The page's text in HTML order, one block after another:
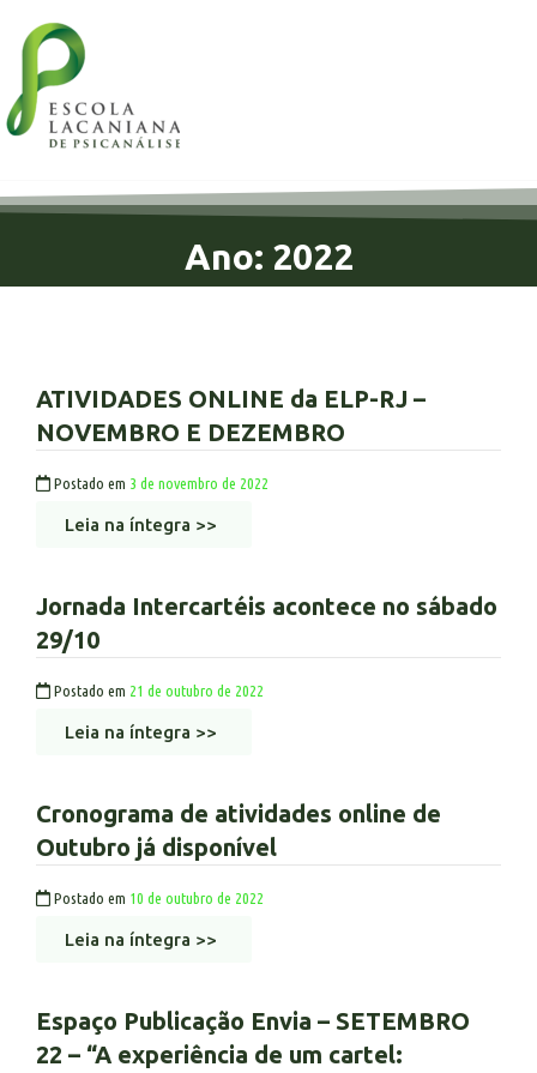
Ano: 2022
ATIVIDADES ONLINE da ELP-RJ –
NOVEMBRO E DEZEMBRO
Postado em 3 de novembro de 2022
Leia na íntegra >>
Jornada Intercartéis acontece no sábado
29/10
Postado em 21 de outubro de 2022
Leia na íntegra >>
Cronograma de atividades online de
Outubro já disponível
Postado em 10 de outubro de 2022
Leia na íntegra >>
Espaço Publicação Envia – SETEMBRO
22 – “A experiência de um cartel: